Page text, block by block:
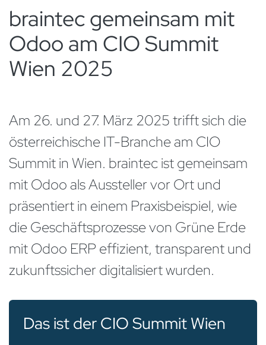
braintec gemeinsam mit
Odoo am CIO Summit
Wien 2025
Am 26. und 27. März 2025 trifft sich die
österreichische IT-Branche am CIO
Summit in Wien. braintec ist gemeinsam
mit Odoo als Aussteller vor Ort und
präsentiert in einem Praxisbeispiel, wie
die Geschäftsprozesse von Grüne Erde
mit Odoo ERP effizient, transparent und
zukunftssicher digitalisiert wurden.
Das ist der CIO Summit Wien